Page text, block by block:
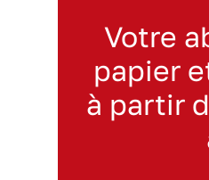
Votre
papier
à partir